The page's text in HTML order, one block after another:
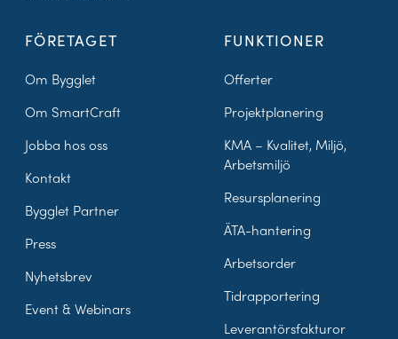
FÖRETAGET
Om Bygglet
Om SmartCraft
Jobba hos oss
Kontakt
Bygglet Partner
Press
Nyhetsbrev
Event & Webinars
FUNKTIONER
Offerter
Projektplanering
KMA – Kvalitet, Miljö,
Arbetsmiljö
Resursplanering
ÄTA-hantering
Arbetsorder
Tidrapportering
Leverantörsfakturor